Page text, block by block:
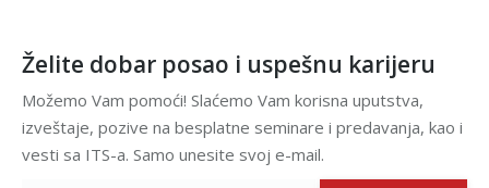
Želite dobar posao i uspešnu karijeru
Možemo Vam pomoći! Slaćemo Vam korisna uputstva,
izveštaje, pozive na besplatne seminare i predavanja, kao i
vesti sa ITS-a. Samo unesite svoj e-mail.